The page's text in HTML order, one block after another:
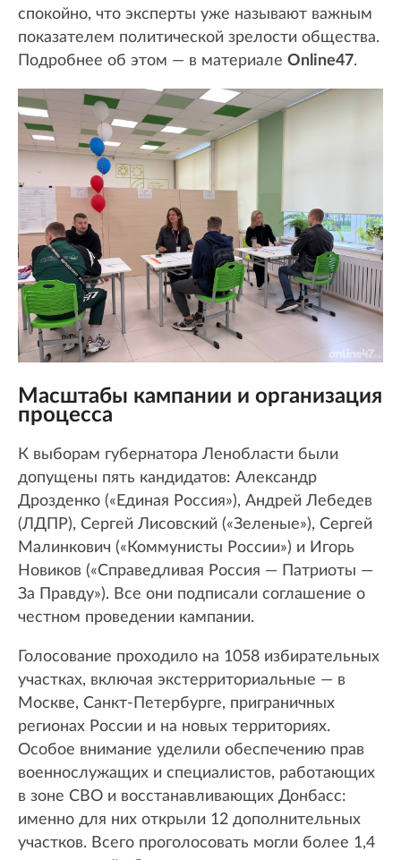
спокойно, что эксперты уже называют важным
показателем политической зрелости общества.
Подробнее об этом — в материале Online47.
Масштабы кампании и организация
процесса
К выборам губернатора Ленобласти были
допущены пять кандидатов: Александр
Дрозденко («Единая Россия»), Андрей Лебедев
(ЛДПР), Сергей Лисовский («Зеленые»), Сергей
Малинкович («Коммунисты России») и Игорь
Новиков («Справедливая Россия — Патриоты —
За Правду»). Все они подписали соглашение о
честном проведении кампании.
Голосование проходило на 1058 избирательных
участках, включая экстерриториальные — в
Москве, Санкт-Петербурге, приграничных
регионах России и на новых территориях.
Особое внимание уделили обеспечению прав
военнослужащих и специалистов, работающих
в зоне СВО и восстанавливающих Донбасс:
именно для них открыли 12 дополнительных
участков. Всего проголосовать могли более 1,4